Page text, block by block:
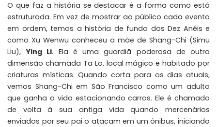
O que faz a história se destacar é a forma como está
estruturada. Em vez de mostrar ao público cada evento
em ordem, temos a história de fundo dos Dez Anéis e
como Xu Wenwu conheceu a mãe de Shang-Chi (Simu
Liu),Ying Li. Ela é uma guardiã poderosa de outra
dimensão chamada Ta Lo, local mágico e habitado por
criaturas místicas. Quando corta para os dias atuais,
vemos Shang-Chi em São Francisco como um adulto
que ganha a vida estacionando carros. Ele é chamado
de volta à sua antiga vida quando mercenários
enviados por seu pai o atacam em um ônibus, iniciando